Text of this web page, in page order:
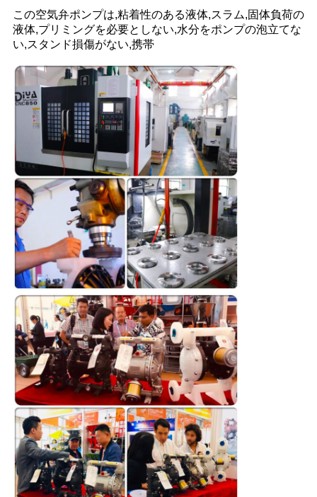
この空気弁ポンプは,粘着性のある液体,スラム,固体負荷の
液体,プリミングを必要としない,水分をポンプの泡立てな
い,スタンド損傷がない,携帯